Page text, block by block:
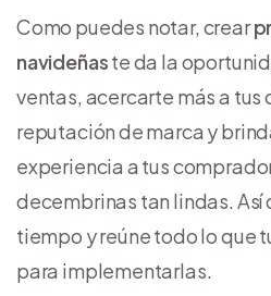
Como puedes notar, crear
navideñaste da la
ventas, acercarte más a tus
reputación de marca y
experiencia a tus
decembrinas tan lindas. Así
tiempo y reúne todo lo que
para implementarlas.